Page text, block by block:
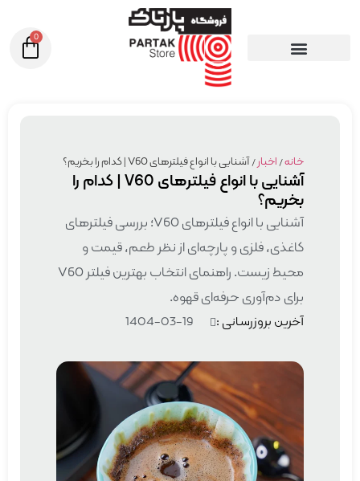
0
خانه/اخبار / آشنایی با انواع فیلترهای V60 | کدام را بخریم؟
آشنایی با انواع فیلترهای V60 | کدام را
بخریم؟
آشنایی با انواع فیلترهای V60؛ بررسی فیلترهای
کاغذی، فلزی و پارچه‌ای از نظر طعم، قیمت و
محیط زیست. راهنمای انتخاب بهترین فیلتر V60
برای دم‌آوری حرفه‌ای قهوه.
آخرین بروزرسانی : 1404-03-19